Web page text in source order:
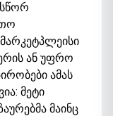
ან უფრო
ამას
მეტი
მაინც